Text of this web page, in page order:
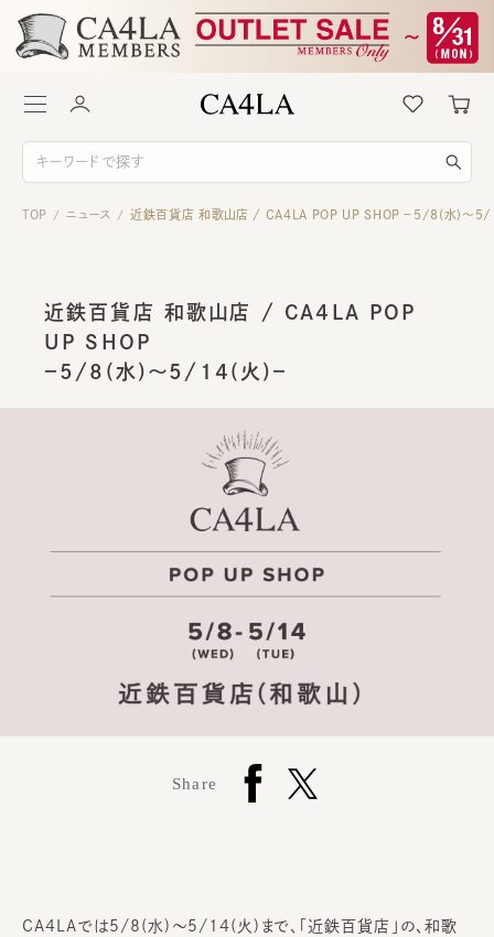
TOP / ニュース / 近鉄百貨店 和歌山店 / CA4LA POP UP SHOP －5/8(水)～5/
近鉄百貨店 和歌山店 / CA4LA POP
UP SHOP
－5/8(水)～5/14(火)－
Share
CA4LAでは5/8(水)～5/14(火)まで、「近鉄百貨店」の、和歌